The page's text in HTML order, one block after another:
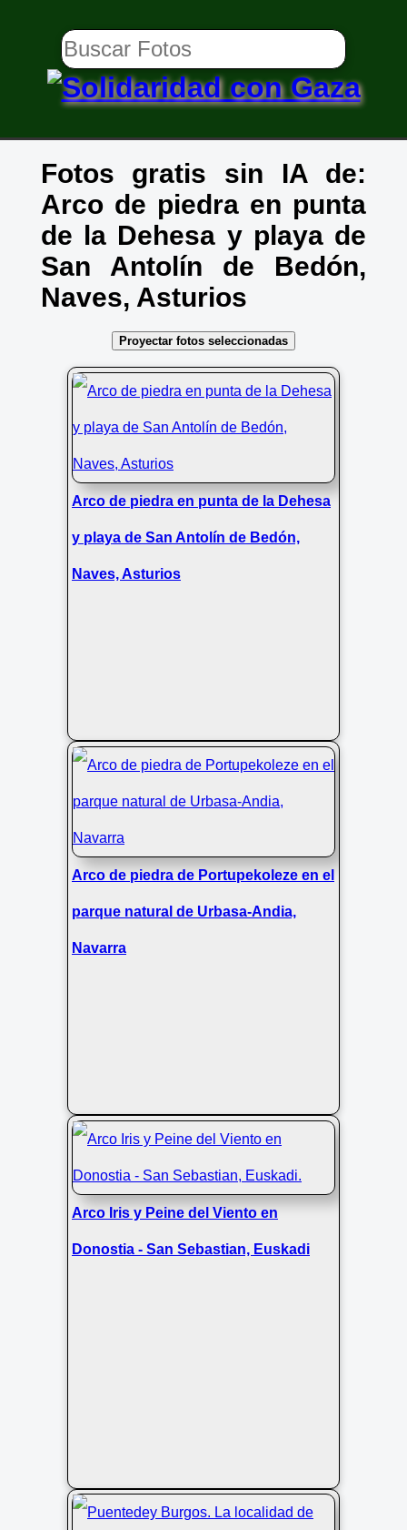
Fotos gratis sin IA de:
Arco de piedra en punta
de la Dehesa y playa de
San Antolín de Bedón,
Naves, Asturios
Proyectar fotos seleccionadas
Arco de piedra en punta de la Dehesa
y playa de San Antolín de Bedón,
Naves, Asturios
Arco de piedra de Portupekoleze en el
parque natural de Urbasa-Andia,
Navarra
Arco Iris y Peine del Viento en
Donostia - San Sebastian, Euskadi